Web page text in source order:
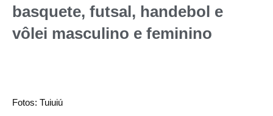
basquete, futsal, handebol e
vôlei masculino e feminino
Fotos: Tuiuiú